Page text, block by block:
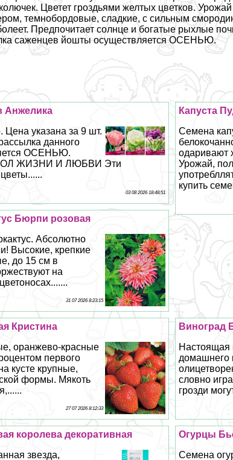
Цветет гроздьями желтых цветков.
темнобордовые, сладкие, с сильным
Предпочитает солнце и богатые рыхлые
саженцев йошты осуществляется ОСЕНЬЮ.
Капуста
Семена
одаривают
Урожай,
купить
Анжелика
указана за 9 шт.
данного
ОСЕНЬЮ.
ЖИЗНИ И ЛЮБВИ Эти
03 08 2026 18:48:51
Бюрпи розовая
Абсолютно
Высокие, крепкие
до 15 см в
на
31 07 2026 8:23:15
Виноград
Настоящая
домашнего
словно
грозди
Кристина
оранжево-красные
первого
кусте крупные,
формы. Мякоть
27 07 2026 8:12:33
Огурцы
Семена
королева декоративная
звезда,